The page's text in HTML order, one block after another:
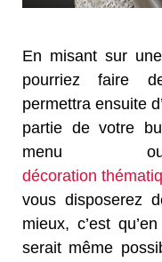
En misant sur
pourriez faire
permettra ensuite
partie de votre
menu
décoration
vous disposerez
mieux, c’est
serait même